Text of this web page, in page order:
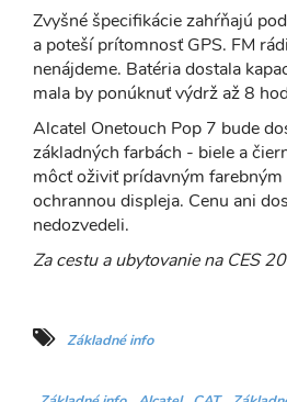
Zvyšné špecifikácie zahŕňajú
a poteší prítomnosť GPS. FM
nenájdeme. Batéria dostala
mala by ponúknuť výdrž až 8
Alcatel Onetouch Pop 7 bude
základných farbách - biele a
môcť oživiť prídavným
ochrannou displeja. Cenu ani
nedozvedeli.
Za cestu a ubytovanie na CES
Základné info